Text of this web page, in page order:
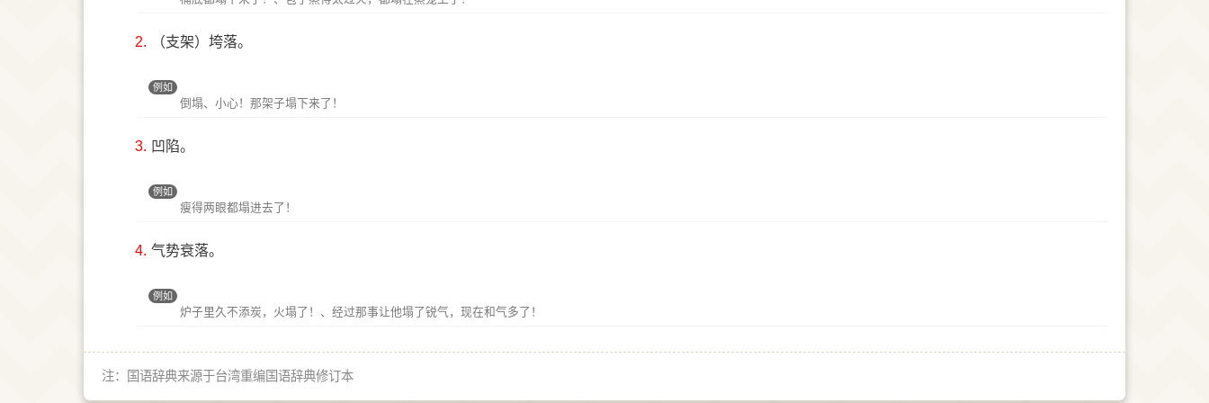
2. （支架）垮落。
例如
倒塌、小心！那架子塌下来了！
3. 凹陷。
例如
瘦得两眼都塌进去了！
4. 气势衰落。
例如
炉子里久不添炭，火塌了！、经过那事让他塌了锐气，现在和气多了！
注：国语辞典来源于台湾重编国语辞典修订本